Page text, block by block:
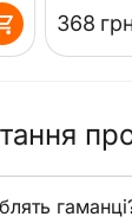
‍368‍ грн